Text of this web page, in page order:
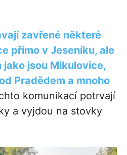
zavřené některé
přímo v Jeseníku, ale
jako jsou Mikulovice,
Pradědem a mnoho
komunikací potrvají
a vyjdou na stovky